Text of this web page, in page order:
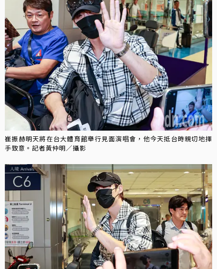
崔振赫明天將在台大體育館舉行見面演唱會，他今天抵台時親切地揮
手致意。記者黃仲明／攝影